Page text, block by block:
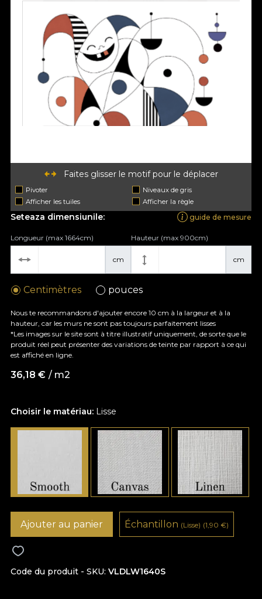
Faites glisser le motif pour le déplacer
Pivoter
Niveaux de gris
Afficher les tuiles
Afficher la règle
Choisir le matériau: Lisse
Seteaza dimensiunile: guide de mesure
cm
Longueur (max 1664cm)
cm
Hauteur (max 900cm)
Centimètres pouces
Nous te recommandons d'ajouter encore 10 cm à la largeur et à la
hauteur, car les murs ne sont pas toujours parfaitement lisses
*Les images sur le site sont à titre illustratif uniquement, de sorte que le
produit réel peut présenter des variations de teinte par rapport à ce qui
est affiché en ligne.
36,18 € / m2
Code du produit - SKU VLDLW1640S
Ajouter au panier Échantillon (Lisse) (1,90 €)